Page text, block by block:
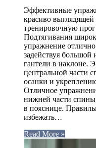
Эффективные
красиво
тренировочную
Подтягивания
упражнение
задействуя
гантели в наклоне.
центральной части
осанки и
Отличное
нижней части
в пояснице.
избежать…
Read More »